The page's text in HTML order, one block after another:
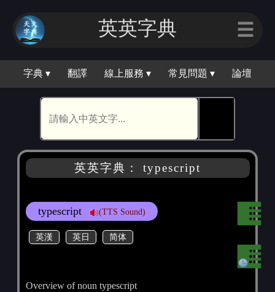
英英字典 ☰
字典 ▾ 翻譯 線上服務 ▾ 常見問題 ▾ 論壇
英英字典： typescript
typescript (TTS Sound)
英漢 英日 简体
Overview of noun typescript